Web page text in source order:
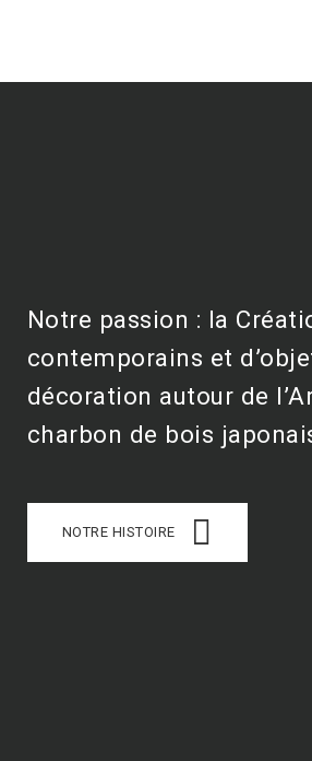
Notre passion : la
contemporains et
décoration autour de
charbon de bois
NOTRE HISTOIRE